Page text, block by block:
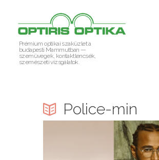
Prémium optikai szaküzlet a
budapesti Mammutban —
szemüvegek, kontaktlencsék,
szemészeti vizsgálatok.
Police-min